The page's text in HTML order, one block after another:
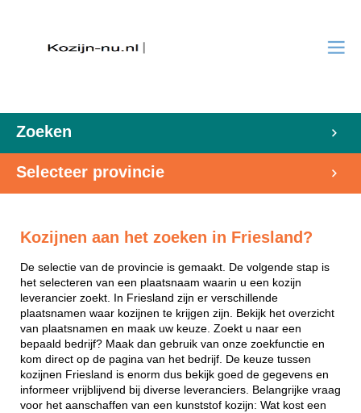
Zoeken
Selecteer provincie
Kozijnen aan het zoeken in Friesland?
De selectie van de provincie is gemaakt. De volgende stap is
het selecteren van een plaatsnaam waarin u een kozijn
leverancier zoekt. In Friesland zijn er verschillende
plaatsnamen waar kozijnen te krijgen zijn. Bekijk het overzicht
van plaatsnamen en maak uw keuze. Zoekt u naar een
bepaald bedrijf? Maak dan gebruik van onze zoekfunctie en
kom direct op de pagina van het bedrijf. De keuze tussen
kozijnen Friesland is enorm dus bekijk goed de gegevens en
informeer vrijblijvend bij diverse leveranciers. Belangrijke vraag
voor het aanschaffen van een kunststof kozijn: Wat kost een